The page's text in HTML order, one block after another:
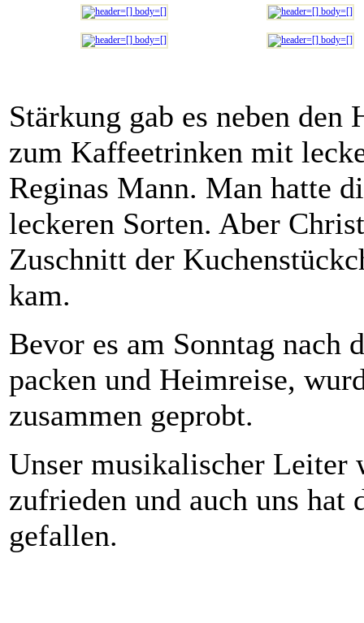
Stärkung gab es neben
zum Kaffeetrinken mit
Reginas Mann. Man hatte
leckeren Sorten. Aber
Zuschnitt der
kam.
Bevor es am Sonntag nach
packen und Heimreise,
zusammen geprobt.
Unser musikalischer Leiter
zufrieden und auch uns hat
gefallen.